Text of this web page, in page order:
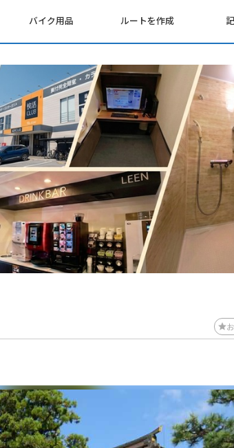
バイク用品 ルートを作成